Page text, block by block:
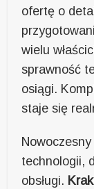
ofertę o
wielu
sprawność
osiągi.
staje się
technologii,
obsługi.